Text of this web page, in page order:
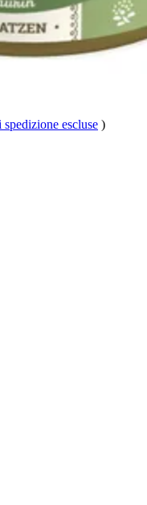
spedizione escluse )